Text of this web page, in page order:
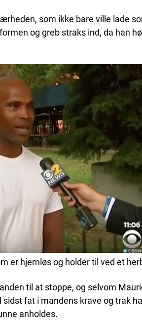
som ikke bare ville lade
og greb straks ind, da han
er hjemløs og holder til ved et
til at stoppe, og selvom
fat i mandens krave og trak
anholdes.